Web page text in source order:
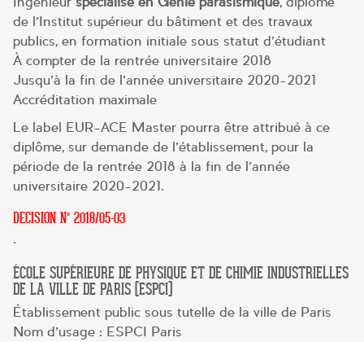
de l’Institut supérieur du bâtiment et des travaux
publics, en formation initiale sous statut d’étudiant
À compter de la rentrée universitaire 2018
Jusqu’à la fin de l’année universitaire 2020-2021
Accréditation maximale
Le label EUR-ACE Master pourra être attribué à ce
diplôme, sur demande de l’établissement, pour la
période de la rentrée 2018 à la fin de l’année
universitaire 2020-2021.
DECISION N° 2018/05-03
.
ÉCOLE SUPÉRIEURE DE PHYSIQUE ET DE CHIMIE INDUSTRIELLES
DE LA VILLE DE PARIS (ESPCI)
Établissement public sous tutelle de la ville de Paris
Nom d’usage : ESPCI Paris